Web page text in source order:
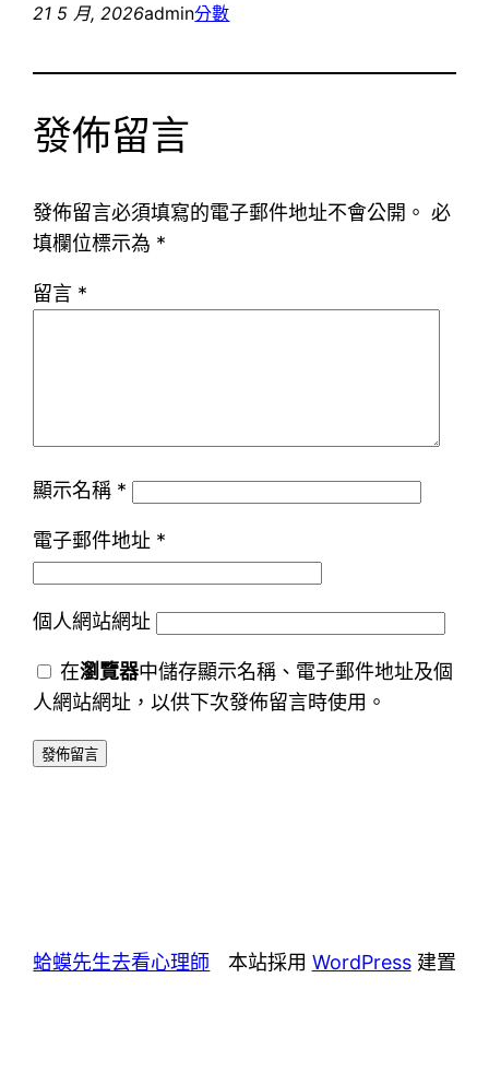
21 5 月, 2026admin分數
發佈留言
發佈留言必須填寫的電子郵件地址不會公開。 必
填欄位標示為 *
留言 *
顯示名稱 *
電子郵件地址 *
個人網站網址
在瀏覽器中儲存顯示名稱、電子郵件地址及個
人網站網址，以供下次發佈留言時使用。
蛤蟆先生去看心理師 本站採用 WordPress建置